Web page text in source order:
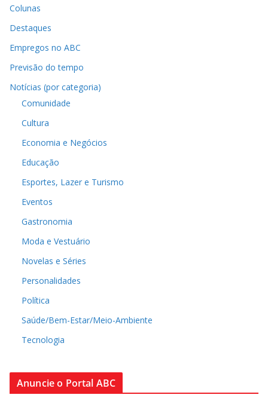
Colunas
Destaques
Empregos no ABC
Previsão do tempo
Notícias (por categoria)
Comunidade
Cultura
Economia e Negócios
Educação
Esportes, Lazer e Turismo
Eventos
Gastronomia
Moda e Vestuário
Novelas e Séries
Personalidades
Política
Saúde/Bem-Estar/Meio-Ambiente
Tecnologia
Anuncie o Portal ABC